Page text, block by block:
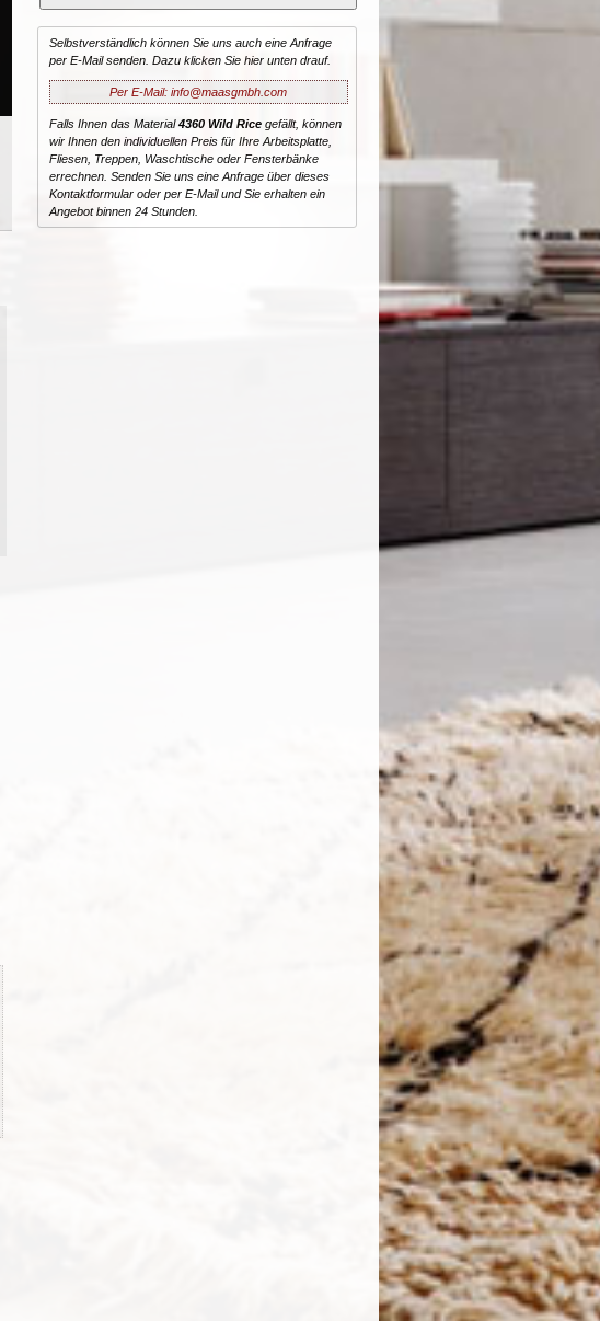
Selbstverständlich können Sie uns auch eine Anfrage
per E-Mail senden. Dazu klicken Sie hier unten drauf.
Per E-Mail: info@maasgmbh.com
Falls Ihnen das Material4360 Wild Ricegefällt, können
wir Ihnen den individuellen Preis für Ihre Arbeitsplatte,
Fliesen, Treppen, Waschtische oder Fensterbänke
errechnen. Senden Sie uns eine Anfrage über dieses
Kontaktformular oder per E-Mail und Sie erhalten ein
Angebot binnen 24 Stunden.